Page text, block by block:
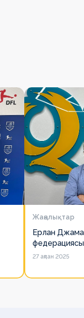
Жаңалықтар
Ерлан
есімін
27 ақпан 2025